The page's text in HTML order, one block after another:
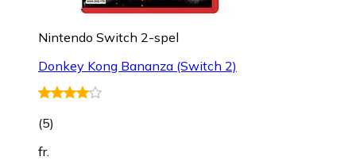
Nintendo Switch 2-spel
Donkey Kong Bananza (Switch 2)
(5)
fr.